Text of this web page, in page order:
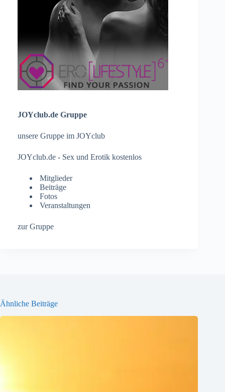
JOYclub.de Gruppe
unsere Gruppe im JOYclub
JOYclub.de - Sex und Erotik kostenlos
Mitglieder
Beiträge
Fotos
Veranstaltungen
zur Gruppe
Ähnliche Beiträge